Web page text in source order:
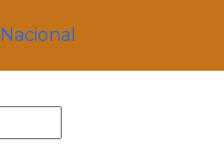
Nacional